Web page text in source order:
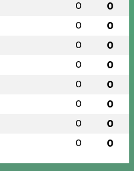
0 0
0 0
0 0
0 0
0 0
0 0
0 0
0 0